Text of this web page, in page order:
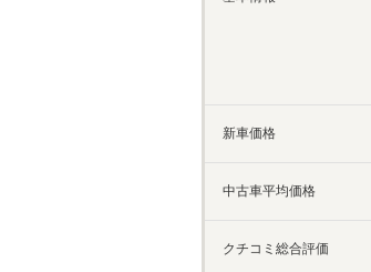
新車価格
中古車平均価格
クチコミ総合評価